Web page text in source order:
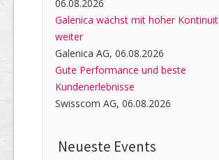
06.08.2026
Galenica wächst mit hoher
weiter
Galenica AG, 06.08.2026
Gute Performance und beste
Kundenerlebnisse
Swisscom AG, 06.08.2026
Neueste Events